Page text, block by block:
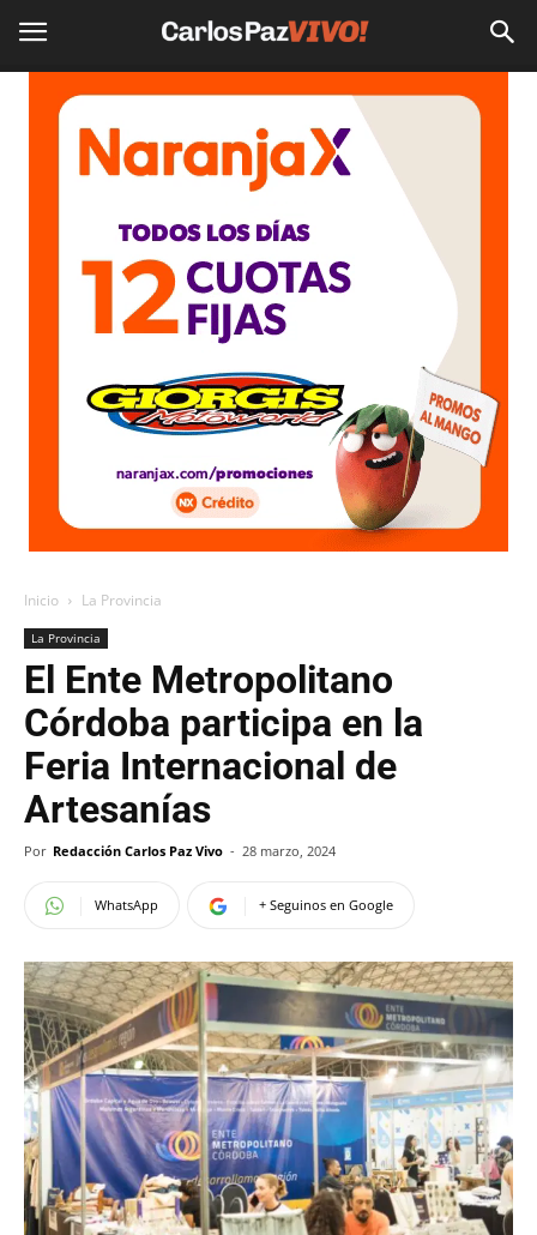
Inicio La Provincia
La Provincia
El Ente Metropolitano
Córdoba participa en la
Feria Internacional de
Artesanías
Por Redacción Carlos Paz Vivo - 28 marzo, 2024
WhatsApp + Seguinos en Google